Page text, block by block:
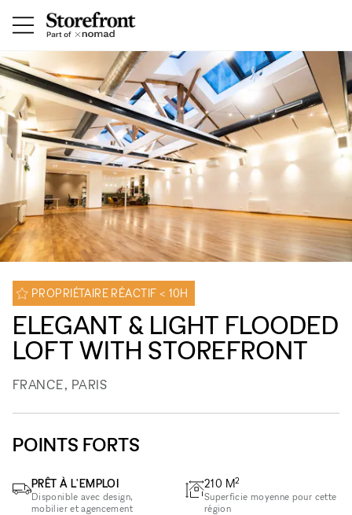
PROPRIÉTAIRE RÉACTIF < 10H
ELEGANT & LIGHT FLOODED
LOFT WITH STOREFRONT
FRANCE, PARIS
POINTS FORTS
PRÊT À L'EMPLOI
Disponible avec design,
mobilier et agencement
210 M2
Superficie moyenne pour cette
région